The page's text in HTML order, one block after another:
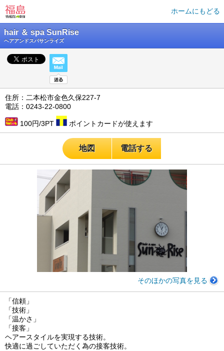
ホームにもどる
hair ＆ spa SunRise
ヘアアンドスパサンライズ
住所：二本松市金色久保227-7
電話：0243-22-0800
100円/3PT ポイントカードが使えます
地図 電話する
そのほかの写真を見る
「信頼」
「技術」
「温かさ」
「接客」
ヘアースタイルを実現する技術。
快適に過ごしていただく為の接客技術。